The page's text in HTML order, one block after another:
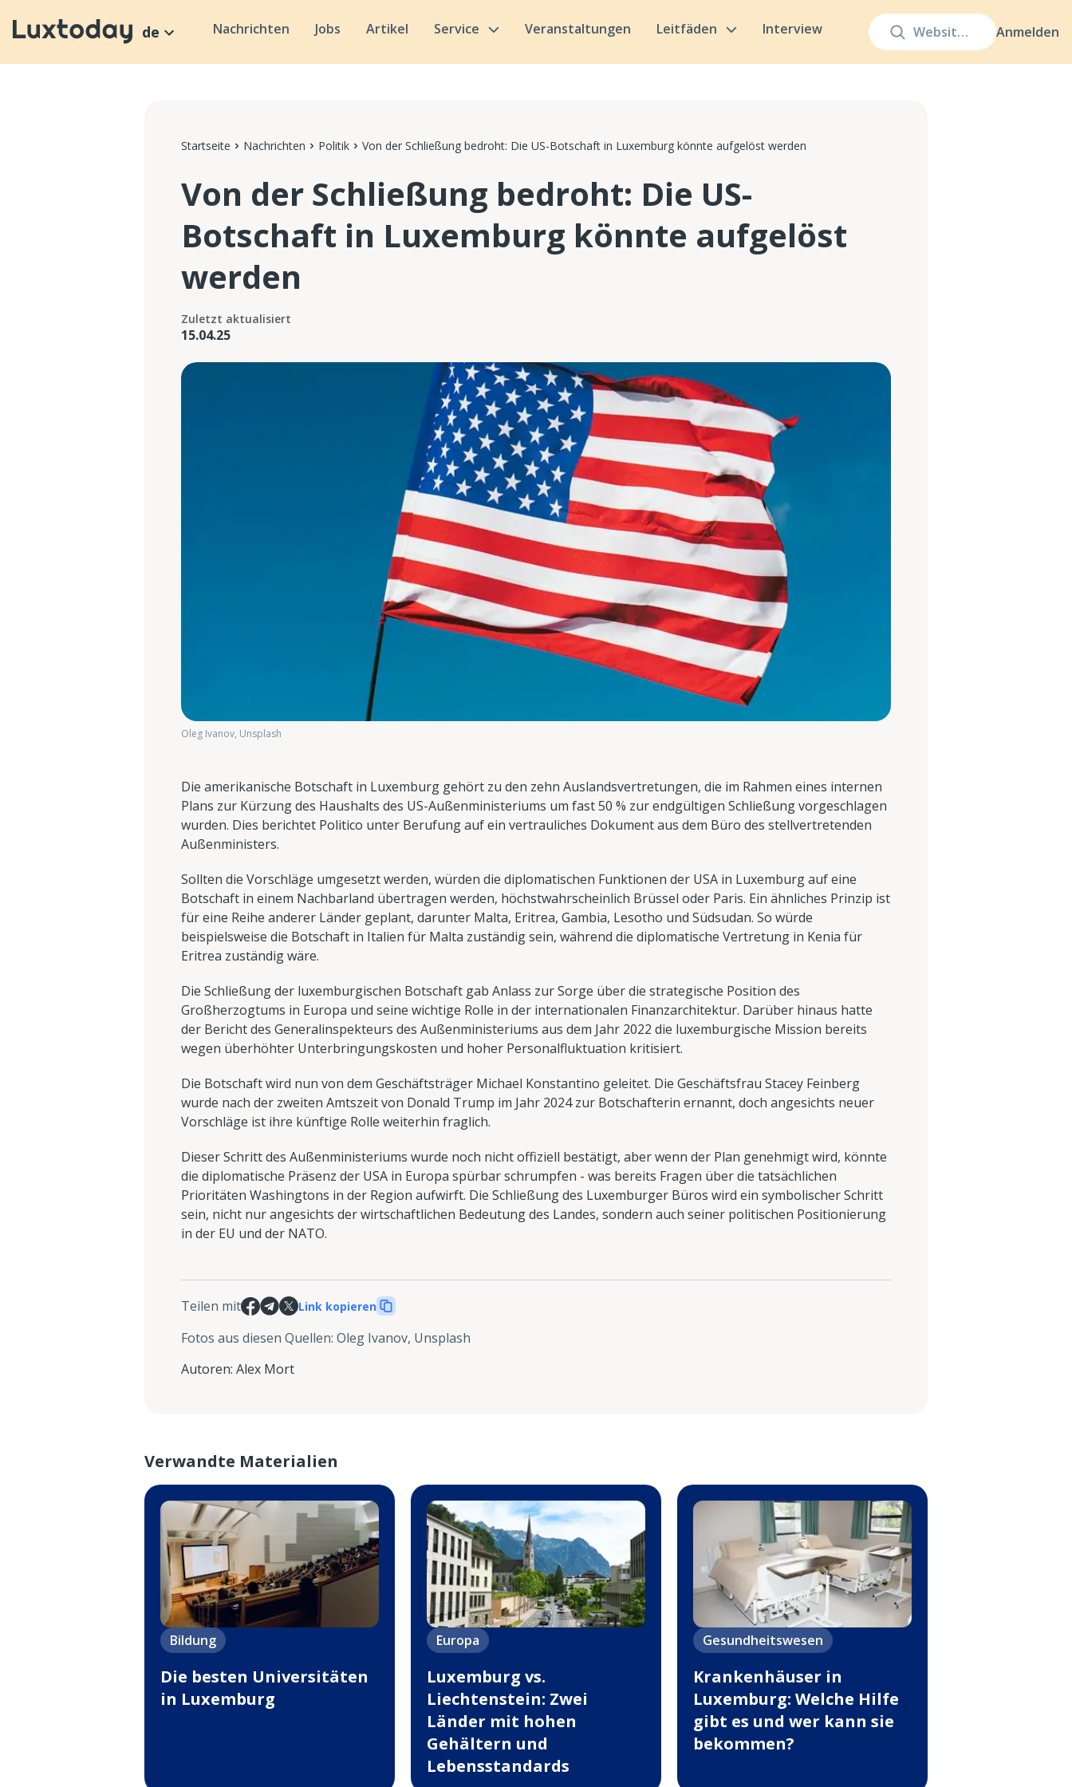
Anmelden
de Nachrichten Jobs Artikel Service Veranstaltungen Leitfäden Interview
Startseite Nachrichten Politik Von der Schließung bedroht: Die US-Botschaft in Luxemburg könnte aufgelöst werden
Von der Schließung bedroht: Die US-
Botschaft in Luxemburg könnte aufgelöst
werden
Zuletzt aktualisiert
15.04.25
Oleg Ivanov, Unsplash
Die amerikanische Botschaft in Luxemburg gehört zu den zehn Auslandsvertretungen, die im Rahmen eines internen
Plans zur Kürzung des Haushalts des US-Außenministeriums um fast 50 % zur endgültigen Schließung vorgeschlagen
wurden. Dies berichtet Politico unter Berufung auf ein vertrauliches Dokument aus dem Büro des stellvertretenden
Außenministers.
Sollten die Vorschläge umgesetzt werden, würden die diplomatischen Funktionen der USA in Luxemburg auf eine
Botschaft in einem Nachbarland übertragen werden, höchstwahrscheinlich Brüssel oder Paris. Ein ähnliches Prinzip ist
für eine Reihe anderer Länder geplant, darunter Malta, Eritrea, Gambia, Lesotho und Südsudan. So würde
beispielsweise die Botschaft in Italien für Malta zuständig sein, während die diplomatische Vertretung in Kenia für
Eritrea zuständig wäre.
Die Schließung der luxemburgischen Botschaft gab Anlass zur Sorge über die strategische Position des
Großherzogtums in Europa und seine wichtige Rolle in der internationalen Finanzarchitektur. Darüber hinaus hatte
der Bericht des Generalinspekteurs des Außenministeriums aus dem Jahr 2022 die luxemburgische Mission bereits
wegen überhöhter Unterbringungskosten und hoher Personalfluktuation kritisiert.
Die Botschaft wird nun von dem Geschäftsträger Michael Konstantino geleitet. Die Geschäftsfrau Stacey Feinberg
wurde nach der zweiten Amtszeit von Donald Trump im Jahr 2024 zur Botschafterin ernannt, doch angesichts neuer
Vorschläge ist ihre künftige Rolle weiterhin fraglich.
Dieser Schritt des Außenministeriums wurde noch nicht offiziell bestätigt, aber wenn der Plan genehmigt wird, könnte
die diplomatische Präsenz der USA in Europa spürbar schrumpfen - was bereits Fragen über die tatsächlichen
Prioritäten Washingtons in der Region aufwirft. Die Schließung des Luxemburger Büros wird ein symbolischer Schritt
sein, nicht nur angesichts der wirtschaftlichen Bedeutung des Landes, sondern auch seiner politischen Positionierung
in der EU und der NATO.
Teilen mit Link kopieren
Fotos aus diesen Quellen: Oleg Ivanov, Unsplash
Autoren: Alex Mort
Verwandte Materialien
Bildung
Die besten Universitäten
in Luxemburg
Europa
Luxemburg vs.
Liechtenstein: Zwei
Länder mit hohen
Gehältern und
Lebensstandards
Gesundheitswesen
Krankenhäuser in
Luxemburg: Welche Hilfe
gibt es und wer kann sie
bekommen?